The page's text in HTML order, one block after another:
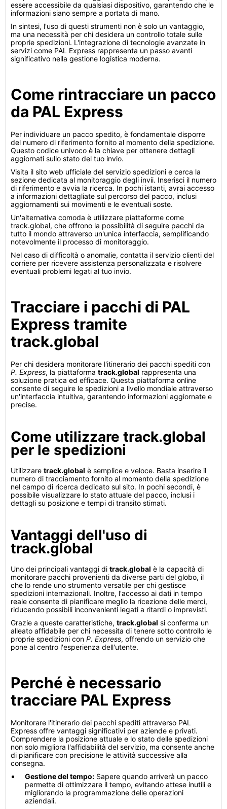
essere accessibile da qualsiasi dispositivo, garantendo che le
informazioni siano sempre a portata di mano.
In sintesi, l'uso di questi strumenti non è solo un vantaggio,
ma una necessità per chi desidera un controllo totale sulle
proprie spedizioni. L'integrazione di tecnologie avanzate in
servizi come PAL Express rappresenta un passo avanti
significativo nella gestione logistica moderna.
Come rintracciare un pacco
da PAL Express
Per individuare un pacco spedito, è fondamentale disporre
del numero di riferimento fornito al momento della spedizione.
Questo codice univoco è la chiave per ottenere dettagli
aggiornati sullo stato del tuo invio.
Visita il sito web ufficiale del servizio spedizioni e cerca la
sezione dedicata al monitoraggio degli invii. Inserisci il numero
di riferimento e avvia la ricerca. In pochi istanti, avrai accesso
a informazioni dettagliate sul percorso del pacco, inclusi
aggiornamenti sui movimenti e le eventuali soste.
Un'alternativa comoda è utilizzare piattaforme come
track.global, che offrono la possibilità di seguire pacchi da
tutto il mondo attraverso un'unica interfaccia, semplificando
notevolmente il processo di monitoraggio.
Nel caso di difficoltà o anomalie, contatta il servizio clienti del
corriere per ricevere assistenza personalizzata e risolvere
eventuali problemi legati al tuo invio.
Tracciare i pacchi di PAL
Express tramite
track.global
Per chi desidera monitorare l'itinerario dei pacchi spediti con
P. Express, la piattaforma track.global rappresenta una
soluzione pratica ed efficace. Questa piattaforma online
consente di seguire le spedizioni a livello mondiale attraverso
un'interfaccia intuitiva, garantendo informazioni aggiornate e
precise.
Come utilizzare track.global
per le spedizioni
Utilizzare track.global è semplice e veloce. Basta inserire il
numero di tracciamento fornito al momento della spedizione
nel campo di ricerca dedicato sul sito. In pochi secondi, è
possibile visualizzare lo stato attuale del pacco, inclusi i
dettagli su posizione e tempi di transito stimati.
Vantaggi dell'uso di
track.global
Uno dei principali vantaggi di track.global è la capacità di
monitorare pacchi provenienti da diverse parti del globo, il
che lo rende uno strumento versatile per chi gestisce
spedizioni internazionali. Inoltre, l'accesso ai dati in tempo
reale consente di pianificare meglio la ricezione delle merci,
riducendo possibili inconvenienti legati a ritardi o imprevisti.
Grazie a queste caratteristiche, track.global si conferma un
alleato affidabile per chi necessita di tenere sotto controllo le
proprie spedizioni con P. Express, offrendo un servizio che
pone al centro l'esperienza dell'utente.
Perché è necessario
tracciare PAL Express
Monitorare l'itinerario dei pacchi spediti attraverso PAL
Express offre vantaggi significativi per aziende e privati.
Comprendere la posizione attuale e lo stato delle spedizioni
non solo migliora l'affidabilità del servizio, ma consente anche
di pianificare con precisione le attività successive alla
consegna.
Gestione del tempo: Sapere quando arriverà un pacco
permette di ottimizzare il tempo, evitando attese inutili e
migliorando la programmazione delle operazioni
aziendali.